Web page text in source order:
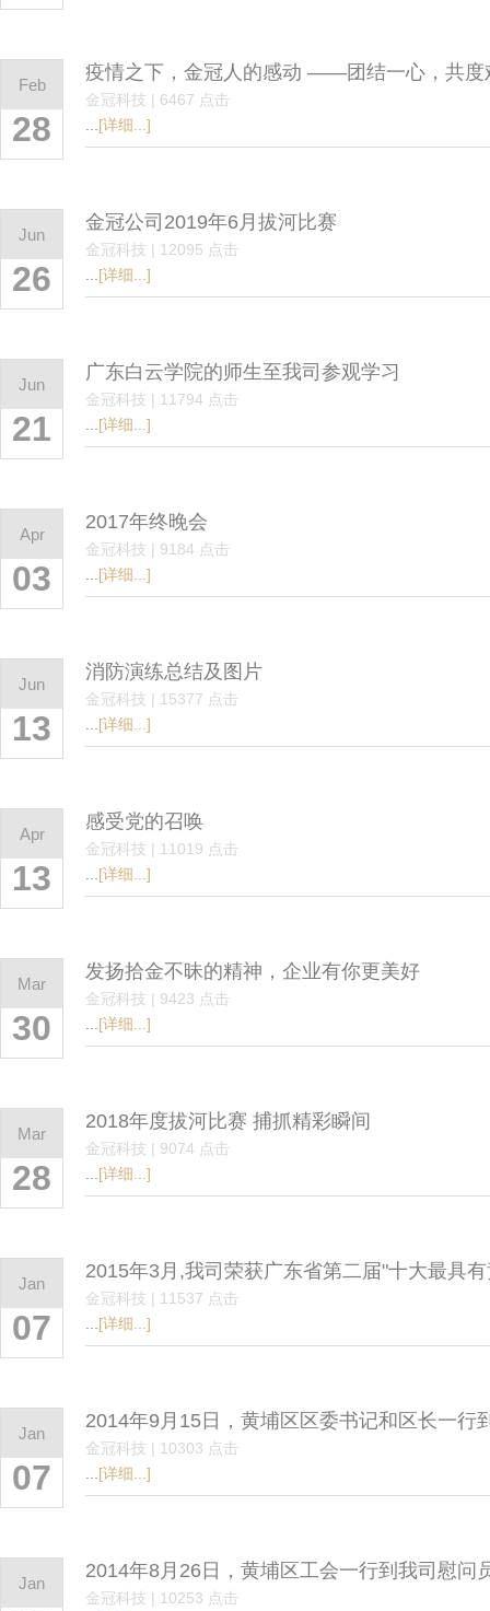
Feb
28
疫情之下，金冠人的感动 ——团结一心，共度
金冠科技 | 6467 点击
[详细...]
Jun
26
金冠公司2019年6月拔河比赛
金冠科技 | 12095 点击
[详细...]
Jun
21
广东白云学院的师生至我司参观学习
金冠科技 | 11794 点击
[详细...]
Apr
03
2017年终晚会
金冠科技 | 9184 点击
[详细...]
Jun
13
消防演练总结及图片
金冠科技 | 15377 点击
[详细...]
Apr
13
感受党的召唤
金冠科技 | 11019 点击
[详细...]
Mar
30
发扬拾金不昧的精神，企业有你更美好
金冠科技 | 9423 点击
[详细...]
Mar
28
2018年度拔河比赛 捕抓精彩瞬间
金冠科技 | 9074 点击
[详细...]
Jan
07
2015年3月,我司荣获广东省第二届"十大最具
金冠科技 | 11537 点击
[详细...]
Jan
07
2014年9月15日，黄埔区区委书记和区长一行
金冠科技 | 10303 点击
[详细...]
Jan
2014年8月26日，黄埔区工会一行到我司慰问
金冠科技 | 10253 点击